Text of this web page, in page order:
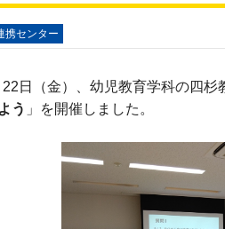
携センター
日（金）、幼児教育学科の四杉
う 」を開催しました。